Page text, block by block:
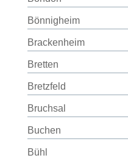
Bönnigheim
Brackenheim
Bretten
Bretzfeld
Bruchsal
Buchen
Bühl